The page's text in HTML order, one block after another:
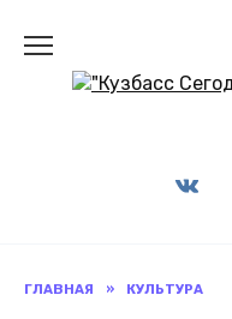
ГЛАВНАЯ » КУЛЬТУРА